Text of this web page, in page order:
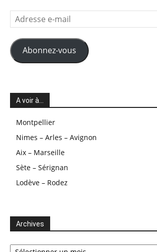
Adresse
e-
mail
Abonnez-vous
A voir à…
Montpellier
Nimes – Arles – Avignon
Aix – Marseille
Sète – Sérignan
Lodève – Rodez
Archives
Archives